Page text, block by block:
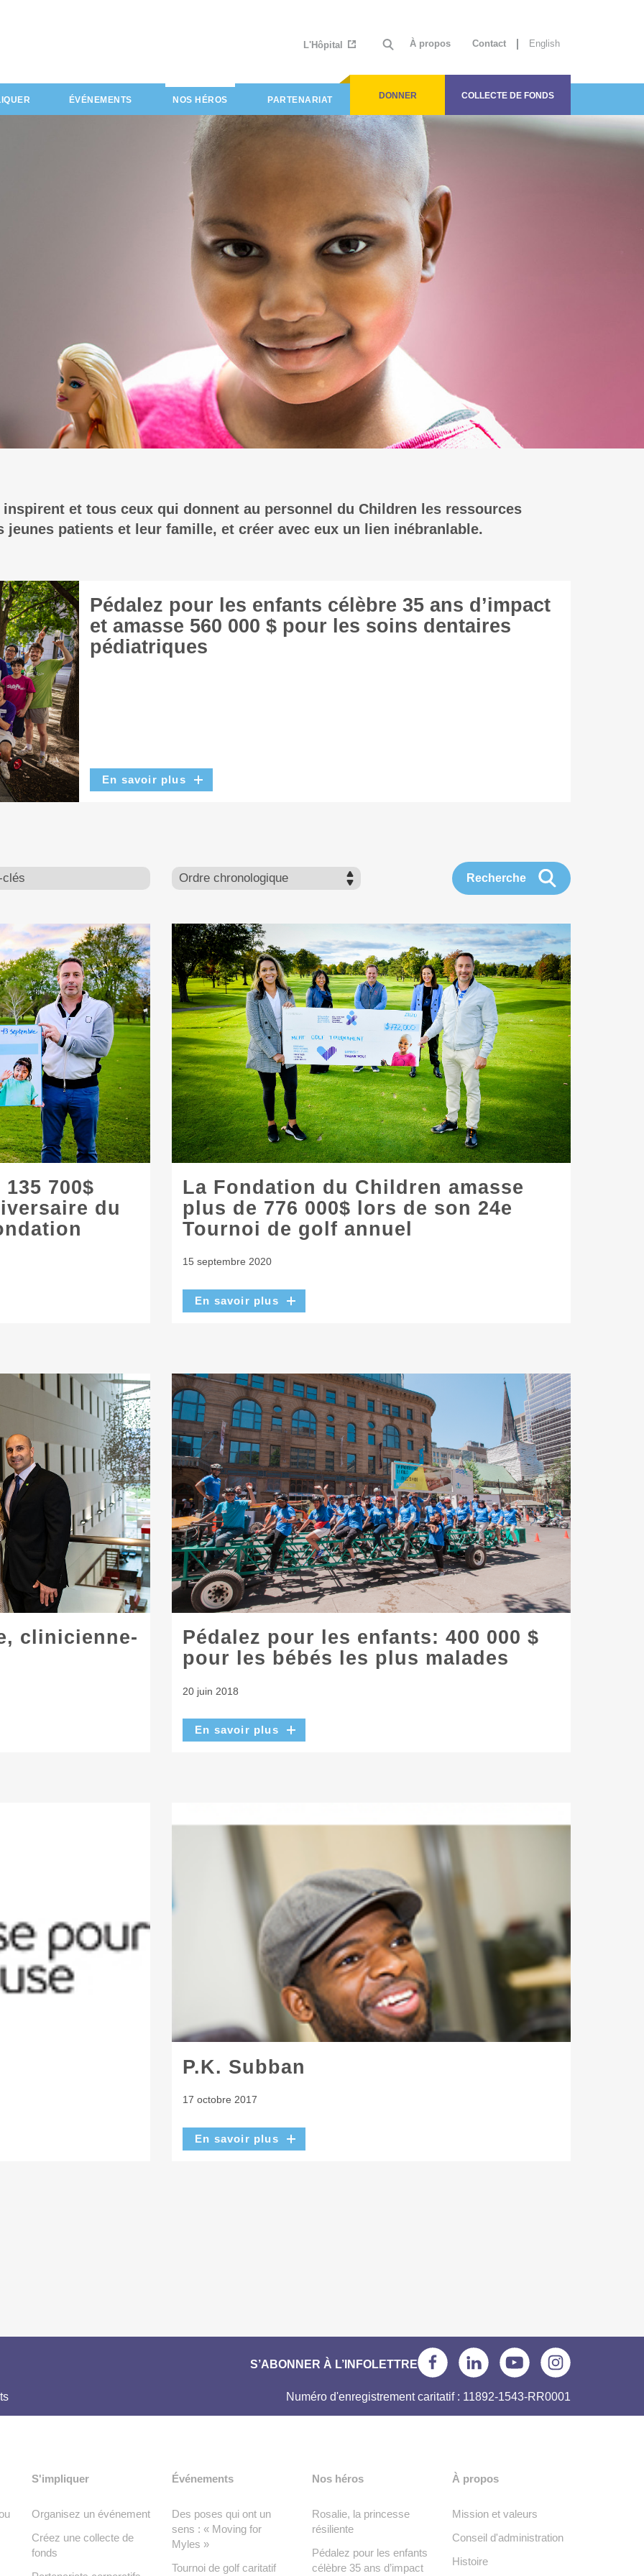
À propos Contact English
L'Hôpital
DONNER COLLECTE DE FONDS
ÉVÉNEMENTS NOS HÉROS PARTENARIAT
et tous ceux qui donnent au personnel du Children les ressources
patients et leur famille, et créer avec eux un lien inébranlable.
Pédalez pour les enfants célèbre 35 ans d’impact
et amasse 560 000 $ pour les soins dentaires
pédiatriques
En savoir plus
700$
du
La Fondation du Children amasse
plus de 776 000$ lors de son 24e
Tournoi de golf annuel
15 septembre 2020
En savoir plus
clinicienne-
Pédalez pour les enfants: 400 000 $
pour les bébés les plus malades
20 juin 2018
En savoir plus
P.K. Subban
17 octobre 2017
En savoir plus
S’ABONNER À L’INFOLETTRE
Numéro d'enregistrement caritatif : 11892-1543-RR0001
S'impliquer
Organisez un événement
Créez une collecte de
fonds
Événements
Des poses qui ont un
sens : « Moving for
Myles »
Tournoi de golf caritatif
Nos héros
Rosalie, la princesse
résiliente
Pédalez pour les enfants
célèbre 35 ans d’impact
À propos
Mission et valeurs
Conseil d'administration
Histoire